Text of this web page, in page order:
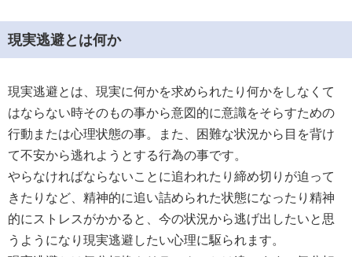
現実逃避とは何か
現実逃避とは、現実に何かを求められたり何かをしなくて
はならない時そのもの事から意図的に意識をそらすための
行動または心理状態の事。また、困難な状況から目を背け
て不安から逃れようとする行為の事です。
やらなければならないことに追われたり締め切りが迫って
きたりなど、精神的に追い詰められた状態になったり精神
的にストレスがかかると、今の状況から逃げ出したいと思
うようになり現実逃避したい心理に駆られます。